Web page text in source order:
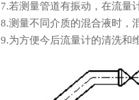
7.若测量管道有振动，在流量
8.测量不同介质的混合液时
9.为方便今后流量计的清洗和维护